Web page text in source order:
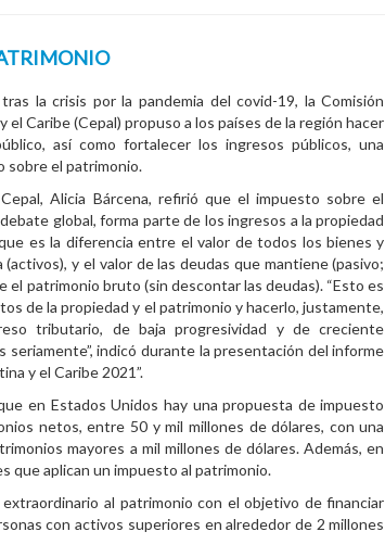
la crisis por la pandemia del covid-19, la Comisión
el Caribe (Cepal) propuso a los países de la región hacer
así como fortalecer los ingresos públicos, una
sobre el patrimonio.
Alicia Bárcena, refirió que el impuesto sobre el
global, forma parte de los ingresos a la propiedad
es la diferencia entre el valor de todos los bienes y
y el valor de las deudas que mantiene (pasivo;
el patrimonio bruto (sin descontar las deudas). “Esto es
de la propiedad y el patrimonio y hacerlo, justamente,
tributario, de baja progresividad y de creciente
seriamente”, indicó durante la presentación del informe
y el Caribe 2021”.
en Estados Unidos hay una propuesta de impuesto
netos, entre 50 y mil millones de dólares, con una
mayores a mil millones de dólares. Además, en
que aplican un impuesto al patrimonio.
al patrimonio con el objetivo de financiar
con activos superiores en alrededor de 2 millones